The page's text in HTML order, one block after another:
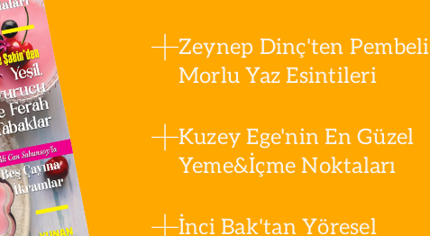
Zeynep Dinç'ten Pembeli
Morlu Yaz Esintileri
Kuzey Ege'nin En Güzel
Yeme&İçme Noktaları
İnci Bak'tan Yöresel